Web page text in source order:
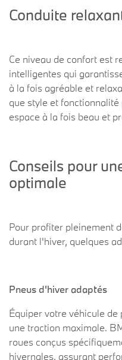
Conduite
Ce niveau de confort est
intelligentes qui
à la fois agréable et
que style et
espace à la fois beau et
Conseils pour
optimale
Pour profiter pleinement
durant l'hiver, quelques
Pneus d'hiver adaptés
Équiper votre véhicule
une traction maximale.
roues conçus
hivernales, assurant